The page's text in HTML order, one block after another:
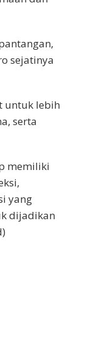
sejatinya
untuk lebih
serta
memiliki
yang
dijadikan